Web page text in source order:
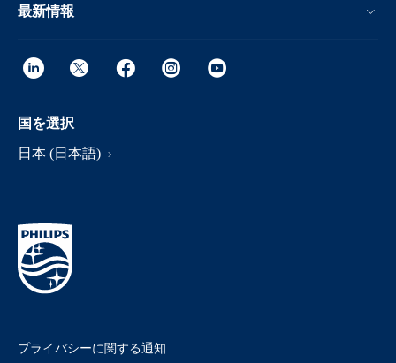
最新情報
国を選択
日本 (日本語)
プライバシーに関する通知